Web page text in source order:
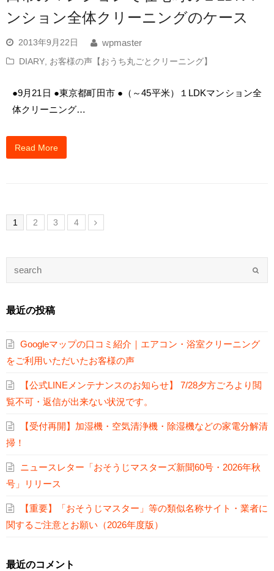
ンション全体クリーニングのケース
2013年9月22日
wpmaster
DIARY, お客様の声【おうち丸ごとクリーニング】
●9月21日 ●東京都町田市 ●（～45平米）１LDKマンション全
体クリーニング…
Read More
1 2 3 4
最近の投稿
Googleマップの口コミ紹介｜エアコン・浴室クリーニング
をご利用いただいたお客様の声
【公式LINEメンテナンスのお知らせ】 7/28夕方ごろより閲
覧不可・返信が出来ない状況です。
【受付再開】加湿機・空気清浄機・除湿機などの家電分解清
掃！
ニュースレター「おそうじマスターズ新聞60号・2026年秋
号」リリース
【重要】「おそうじマスター」等の類似名称サイト・業者に
関するご注意とお願い（2026年度版）
最近のコメント